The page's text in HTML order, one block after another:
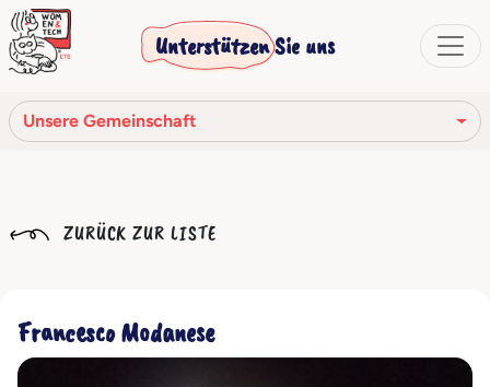
Unterstützen Sie uns
Unsere Gemeinschaft
Unsere Geschichte
Verhaltenskodex
ZURÜCK ZUR LISTE
Francesco Modanese